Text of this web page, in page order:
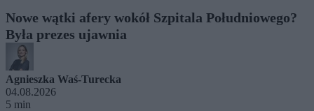
Nowe wątki afery wokół Szpitala Południowego?
Była prezes ujawnia
Agnieszka Waś-Turecka
04.08.2026
5 min